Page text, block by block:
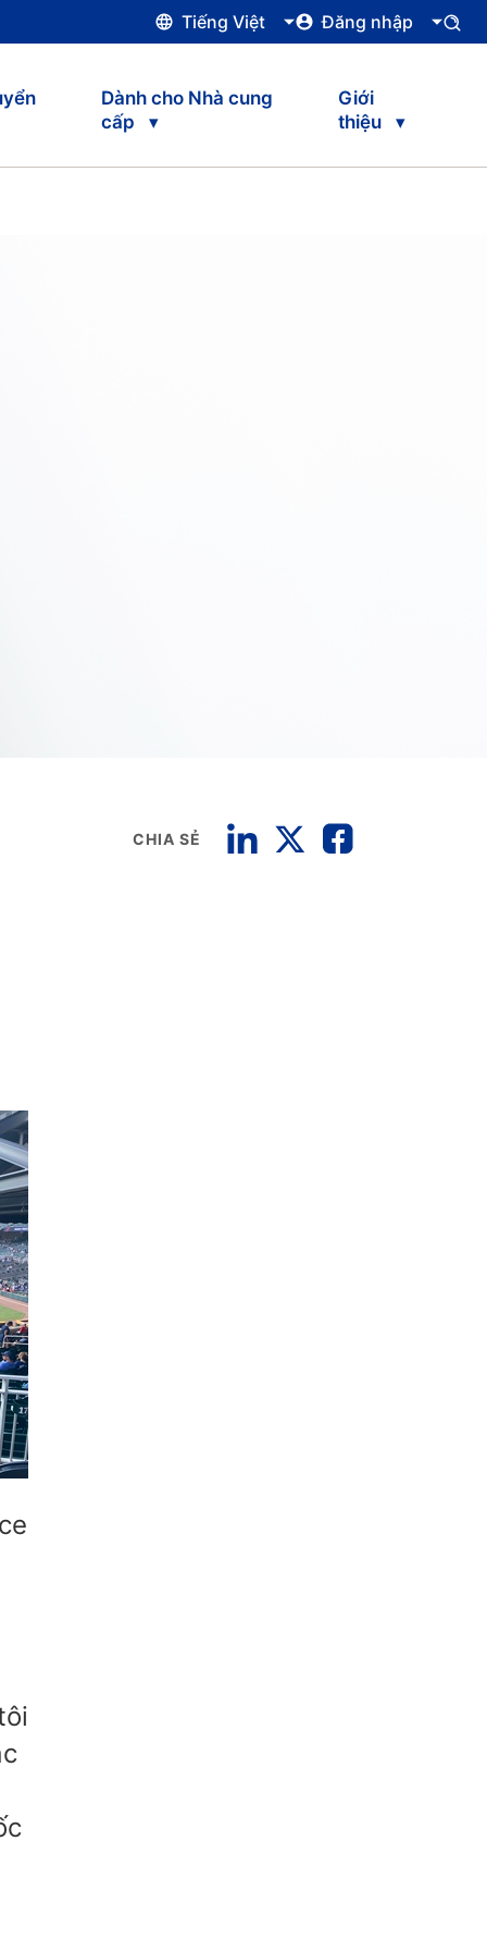
Tiếng Việt Đăng nhập
Dành cho Nhà cung
cấp
Giới
thiệu
CHIA SẺ